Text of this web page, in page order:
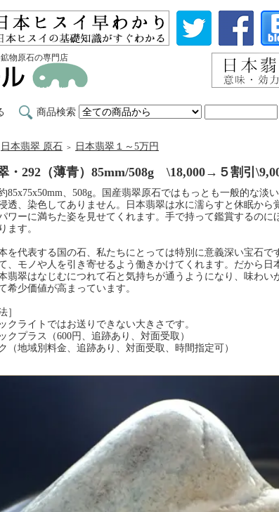
物原石の専門店
商品検索
日本翡翠 原石 ＞ 日本翡翠１～5万円
・292（薄青）85mm/508g \18,000→５割引
85x75x50mm、508g。国産翡翠原石ではもっとも一般的な淡
透、染色してありません。日本翡翠は水に濡らすと休眠から
ワーに満ちた姿を見せてくれます。手で持って鑑賞するのに
ます。
を代表する国の石、私たちにとっては特別に意義深い宝石
、モノや人を引き寄せるよう働きかけてくれます。だから
翡翠はなじむにつれて石と気持ちが通うようになり、味わ
希少価値が高まっています。
］
クライトではお送りできない大きさです。
クプラス（600円、追跡あり、対面受取）
（地域別料金、追跡あり、対面受取、時間指定可）